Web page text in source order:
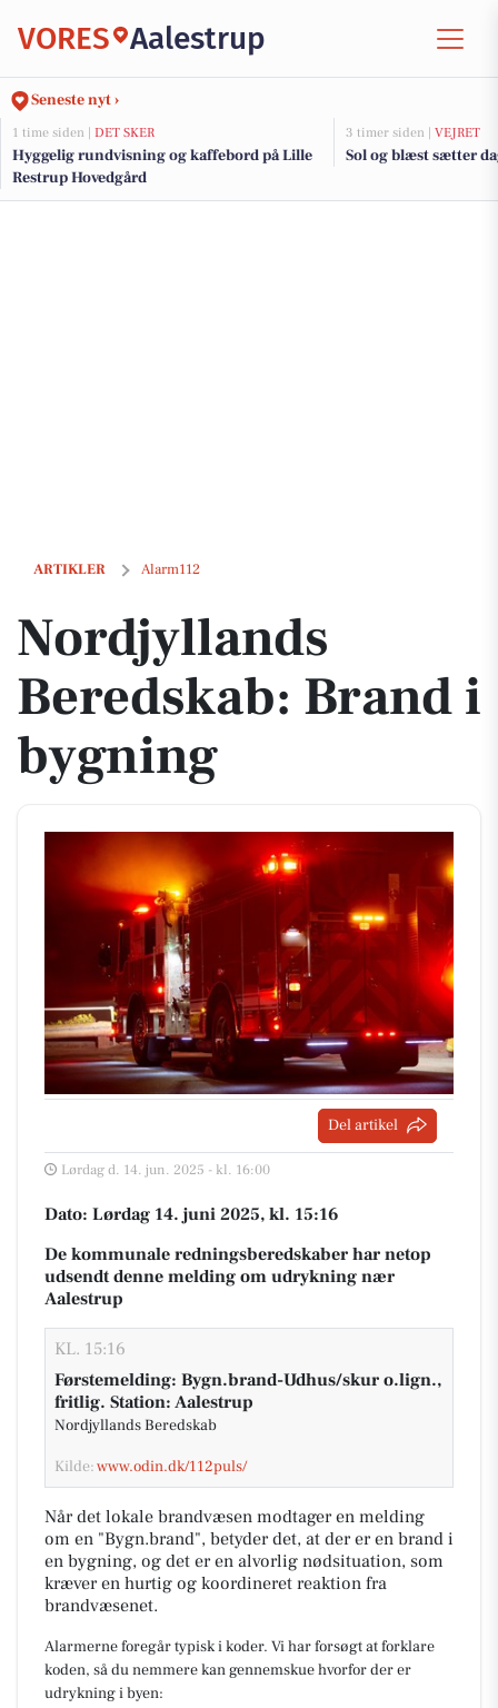
VORES Aalestrup
Seneste nyt ›
1 time siden | DET SKER
Hyggelig rundvisning og kaffebord på Lille
Restrup Hovedgård
3 timer siden | VEJRET
Sol og blæst sætter
ARTIKLER Alarm112
Nordjyllands Beredskab: Brand i bygning
Nordjyllands
Beredskab: Brand i
bygning
Del artikel
Lørdag d. 14. jun. 2025 - kl. 16:00
Dato: Lørdag 14. juni 2025, kl. 15:16
De kommunale redningsberedskaber har netop
udsendt denne melding om udrykning nær
Aalestrup
KL. 15:16
Førstemelding: Bygn.brand-Udhus/skur o.lign.,
fritlig. Station: Aalestrup
Nordjyllands Beredskab
Kilde:www.odin.dk/112puls/
Når det lokale brandvæsen modtager en melding
om en "Bygn.brand", betyder det, at der er en brand i
en bygning, og det er en alvorlig nødsituation, som
kræver en hurtig og koordineret reaktion fra
brandvæsenet.
Alarmerne foregår typisk i koder. Vi har forsøgt at forklare
koden, så du nemmere kan gennemskue hvorfor der er
udrykning i byen: